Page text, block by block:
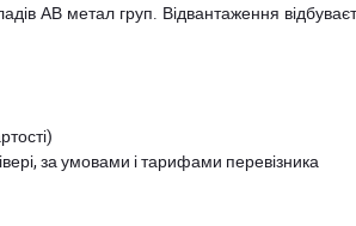
АВ метал груп. Відвантаження
за умовами і тарифами перевізника